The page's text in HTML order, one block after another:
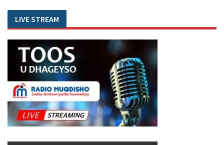
LIVE STREAM